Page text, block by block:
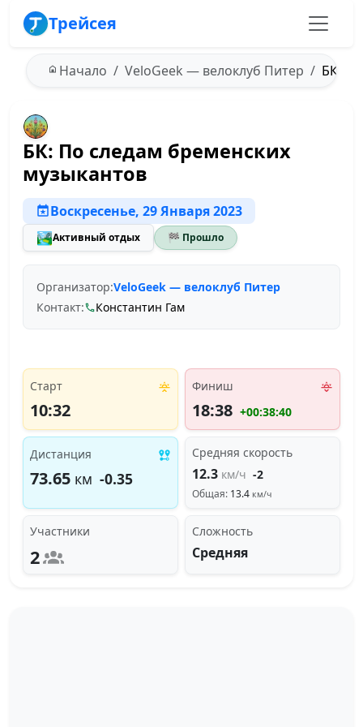
Трейсея
Начало VeloGeek — велоклуб Питер БК:
БК: По следам бременских
музыкантов
Воскресенье, 29 Января 2023
🏞️Активный отдых 🏁 Прошло
Организатор:VeloGeek — велоклуб Питер
Контакт:
Константин Гам
Старт
10:32
Финиш
18:38 +00:38:40
Дистанция
73.65 км -0.35
Средняя скорость
12.3 км/ч -2
Общая: 13.4 км/ч
Участники
2
Сложность
Средняя